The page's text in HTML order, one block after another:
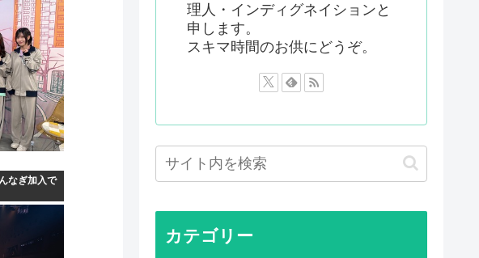
は八百長だった」FIFA会長支持を表明したサッ...
アニメの作者、ヤバすぎる
消費税減税、93%が「賛成」www
やけどアナログで絵描いたから見て
のスパイ通報フォーム、マイクロソフト365だっ...
ンターのゴンっておるやん
モモンガ、逝きそう
国に10年間の出場権剥奪や過去ワールドカップ、...
なぎ加入で
理人・インディグネイションと
申します。
スキマ時間のお供にどうぞ。
カテゴリー